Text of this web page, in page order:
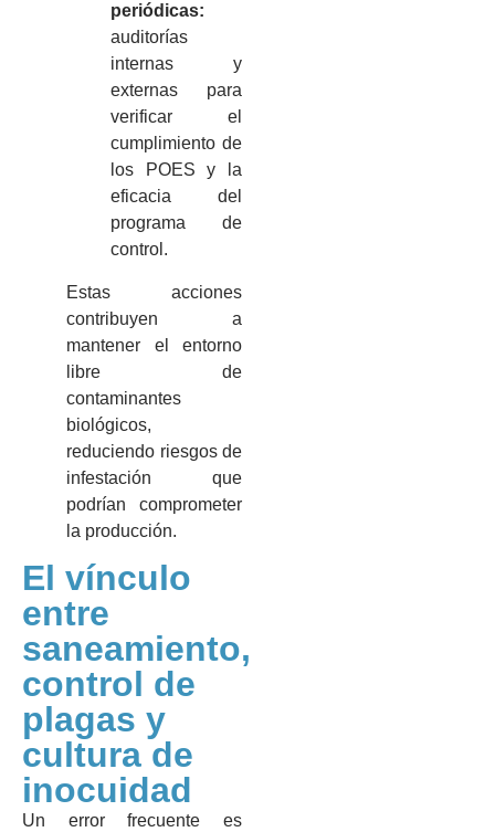
periódicas:
auditorías
internas y
externas para
verificar el
cumplimiento de
los POES y la
eficacia del
programa de
control.
Estas acciones
contribuyen a
mantener el entorno
libre de
contaminantes
biológicos,
reduciendo riesgos de
infestación que
podrían comprometer
la producción.
El vínculo
entre
saneamiento,
control de
plagas y
cultura de
inocuidad
Un error frecuente es